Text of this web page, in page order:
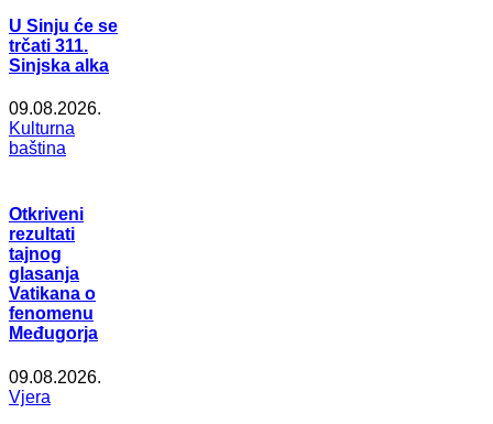
U Sinju će se
trčati 311.
Sinjska alka
09.08.2026.
Kulturna
baština
Otkriveni
rezultati
tajnog
glasanja
Vatikana o
fenomenu
Međugorja
09.08.2026.
Vjera